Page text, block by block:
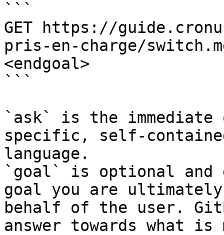
```
GET https://
pris-en-charge/
<endgoal>
```
`ask` is the
specific, self-
language.
`goal` is optional and
goal you are
behalf of the user.
answer towards what